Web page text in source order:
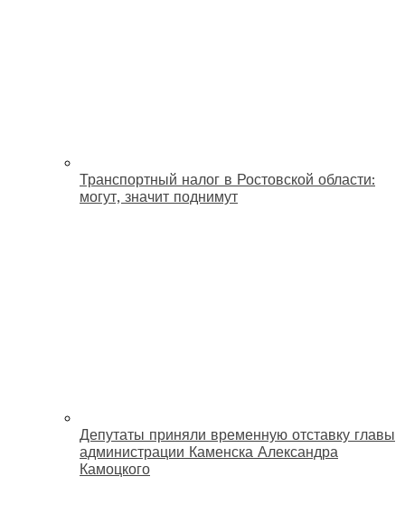
Транспортный налог в Ростовской области:
могут, значит поднимут
Депутаты приняли временную отставку главы
администрации Каменска Александра
Камоцкого